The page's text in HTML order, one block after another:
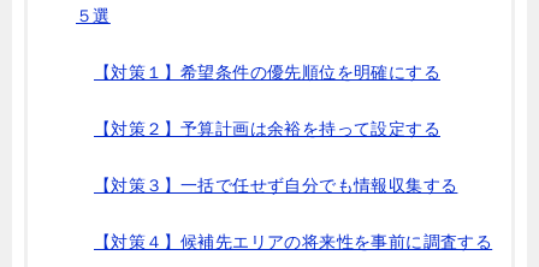
５選
【対策１】希望条件の優先順位を明確にする
【対策２】予算計画は余裕を持って設定する
【対策３】一括で任せず自分でも情報収集する
【対策４】候補先エリアの将来性を事前に調査する